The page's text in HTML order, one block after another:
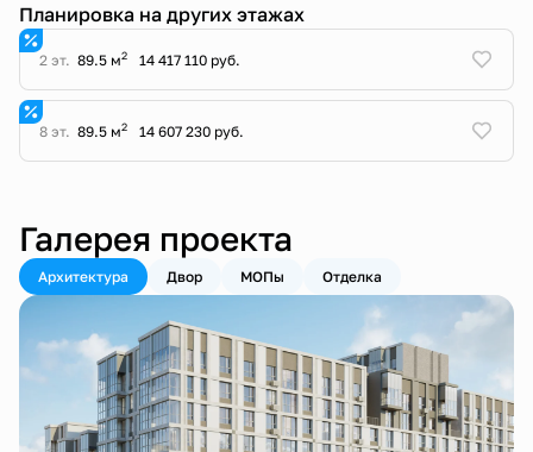
Планировка на других этажах
2 эт. 89.5 м2 14 417 110 руб.
8 эт. 89.5 м2 14 607 230 руб.
Галерея проекта
Архитектура Двор МОПы Отделка